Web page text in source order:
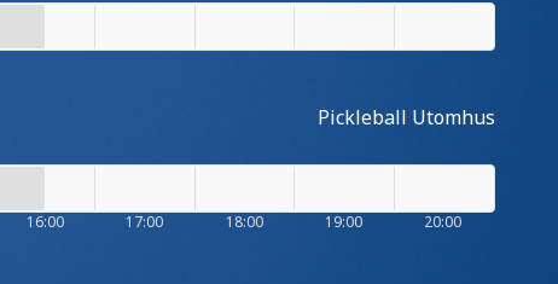
Pickleball Utomhus
16:00 17:00 18:00 19:00 20:00